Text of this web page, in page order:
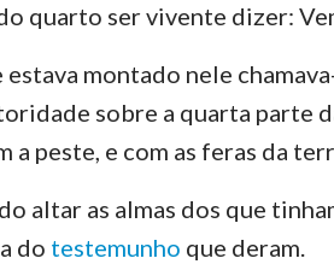
Apocalipse
quarto ser vivente dizer:
estava montado nele
sobre a quarta parte
a peste, e com as feras da
altar as almas dos que
do testemunho que deram.